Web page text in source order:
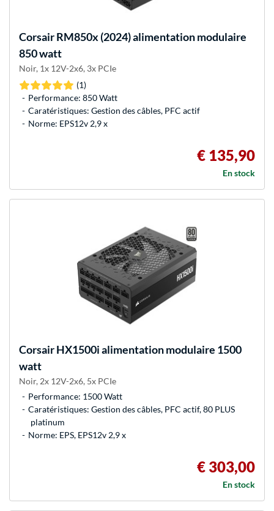
CorsairRM850x (2024) alimentation modulaire
850 watt
Noir, 1x 12V-2x6, 3x PCIe
(1)
Performance: 850 Watt
Caratéristiques: Gestion des câbles, PFC actif
Norme: EPS12v 2,9 x
€ 135,90
En stock
CorsairHX1500i alimentation modulaire 1500
watt
Noir, 2x 12V-2x6, 5x PCIe
Performance: 1500 Watt
Caratéristiques: Gestion des câbles, PFC actif, 80 PLUS
platinum
Norme: EPS, EPS12v 2,9 x
€ 303,00
En stock